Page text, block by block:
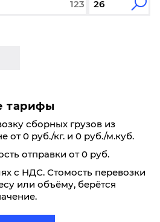
тарифы
сборных грузов из
от 0 руб./кг. и 0 руб./м.куб.
отправки от 0 руб.
с НДС. Стомость перевозки
или объёму, берётся